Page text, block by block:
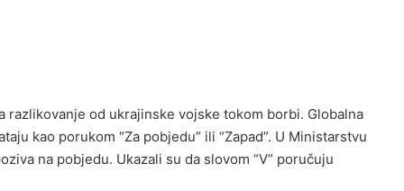
od ukrajinske vojske tokom borbi. Globalna
kao porukom “Za pobjedu” ili “Zapad”. U Ministarstvu
na pobjedu. Ukazali su da slovom “V” poručuju